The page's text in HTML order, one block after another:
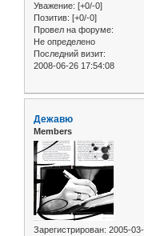
Уважение: [+0/-0]
Позитив: [+0/-0]
Провел на форуме:
Не определено
Последний визит:
2008-06-26 17:54:08
Дежавю
Members
Зарегистрирован: 2005-